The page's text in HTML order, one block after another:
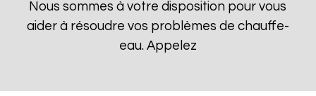
Nous sommes à votre disposition pour vous
aider à résoudre vos problèmes de chauffe-
eau. Appelez